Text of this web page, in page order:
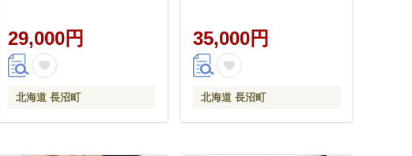
29,000円
北海道 長沼町
35,000円
北海道 長沼町